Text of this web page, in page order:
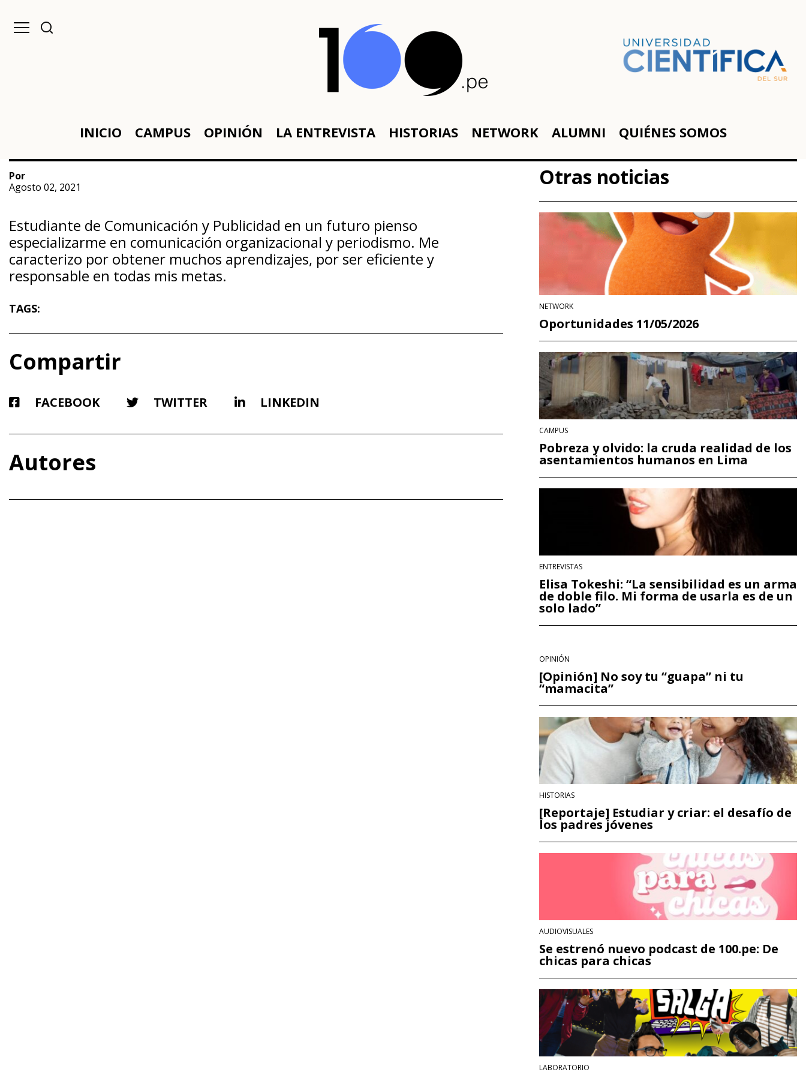
INICIO CAMPUS OPINIÓN LA ENTREVISTA HISTORIAS NETWORK ALUMNI QUIÉNES SOMOS
Por
Agosto 02, 2021
Estudiante de Comunicación y Publicidad en un futuro pienso
especializarme en comunicación organizacional y periodismo. Me
caracterizo por obtener muchos aprendizajes, por ser eficiente y
responsable en todas mis metas.
TAGS:
Compartir
FACEBOOK TWITTER LINKEDIN
Autores
Otras noticias
NETWORK
Oportunidades 11/05/2026
CAMPUS
Pobreza y olvido: la cruda realidad de los
asentamientos humanos en Lima
ENTREVISTAS
Elisa Tokeshi: “La sensibilidad es un arma
de doble filo. Mi forma de usarla es de un
solo lado”
OPINIÓN
[Opinión] No soy tu “guapa” ni tu
“mamacita”
HISTORIAS
[Reportaje] Estudiar y criar: el desafío de
los padres jóvenes
AUDIOVISUALES
Se estrenó nuevo podcast de 100.pe: De
chicas para chicas
LABORATORIO